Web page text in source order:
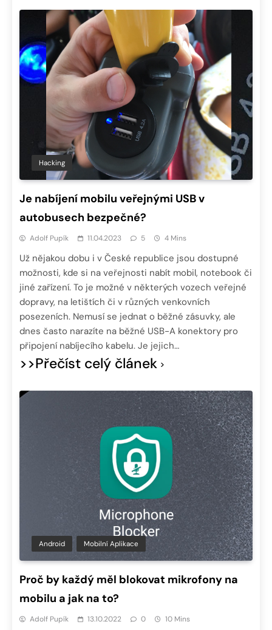
Hacking
Je nabíjení mobilu veřejnými USB v
autobusech bezpečné?
Adolf Pupík 11.04.2023 5 4 Mins
Už nějakou dobu i v České republice jsou dostupné
možnosti, kde si na veřejnosti nabít mobil, notebook či
jiné zařízení. To je možné v některých vozech veřejné
dopravy, na letištích či v různých venkovních
posezeních. Nemusí se jednat o běžné zásuvky, ale
dnes často narazíte na běžné USB-A konektory pro
připojení nabíjecího kabelu. Je jejich…
>>Přečíst celý článek
Android Mobilní Aplikace
Proč by každý měl blokovat mikrofony na
mobilu a jak na to?
Adolf Pupík 13.10.2022 0 10 Mins